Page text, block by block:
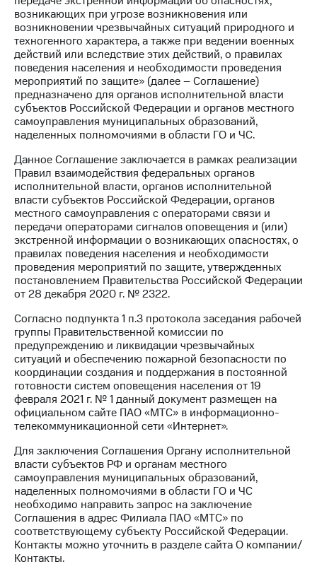
Достижения
Интервью
Финансовая
отчетность
Контакты
в
регионе
и акционерам
Корпоративное
управление
Корпоративный
секретарь
Раскрытие
информации
акционерам
Документы
ПАО
"МТС"
Собрания
акционеров
Личный
кабинет
акционера
капитал
Контроль
и
аудит
Рынок
акций
Описание
Программа
возникающих при угрозе возникновения или
возникновении чрезвычайных ситуаций природного и
техногенного характера, а также при ведении военных
действий или вследствие этих действий, о правилах
поведения населения и необходимости проведения
мероприятий по защите» (далее – Соглашение)
предназначено для органов исполнительной власти
субъектов Российской Федерации и органов местного
самоуправления муниципальных образований,
наделенных полномочиями в области ГО и ЧС.
Данное Соглашение заключается в рамках реализации
Правил взаимодействия федеральных органов
исполнительной власти, органов исполнительной
власти субъектов Российской Федерации, органов
местного самоуправления с операторами связи и
передачи операторами сигналов оповещения и (или)
экстренной информации о возникающих опасностях, о
правилах поведения населения и необходимости
проведения мероприятий по защите, утвержденных
постановлением Правительства Российской Федерации
от 28 декабря 2020 г. № 2322.
Согласно подпункта 1 п.3 протокола заседания рабочей
группы Правительственной комиссии по
предупреждению и ликвидации чрезвычайных
ситуаций и обеспечению пожарной безопасности по
координации создания и поддержания в постоянной
готовности систем оповещения населения от 19
февраля 2021 г. № 1 данный документ размещен на
официальном сайте ПАО «МТС» в информационно-
телекоммуникационной сети «Интернет».
Для заключения Соглашения Органу исполнительной
власти субъектов РФ и органам местного
самоуправления муниципальных образований,
наделенных полномочиями в области ГО и ЧС
необходимо направить запрос на заключение
Соглашения в адрес Филиала ПАО «МТС» по
соответствующему субъекту Российской Федерации.
Контакты можно уточнить в разделе сайта О компании/
Контакты.